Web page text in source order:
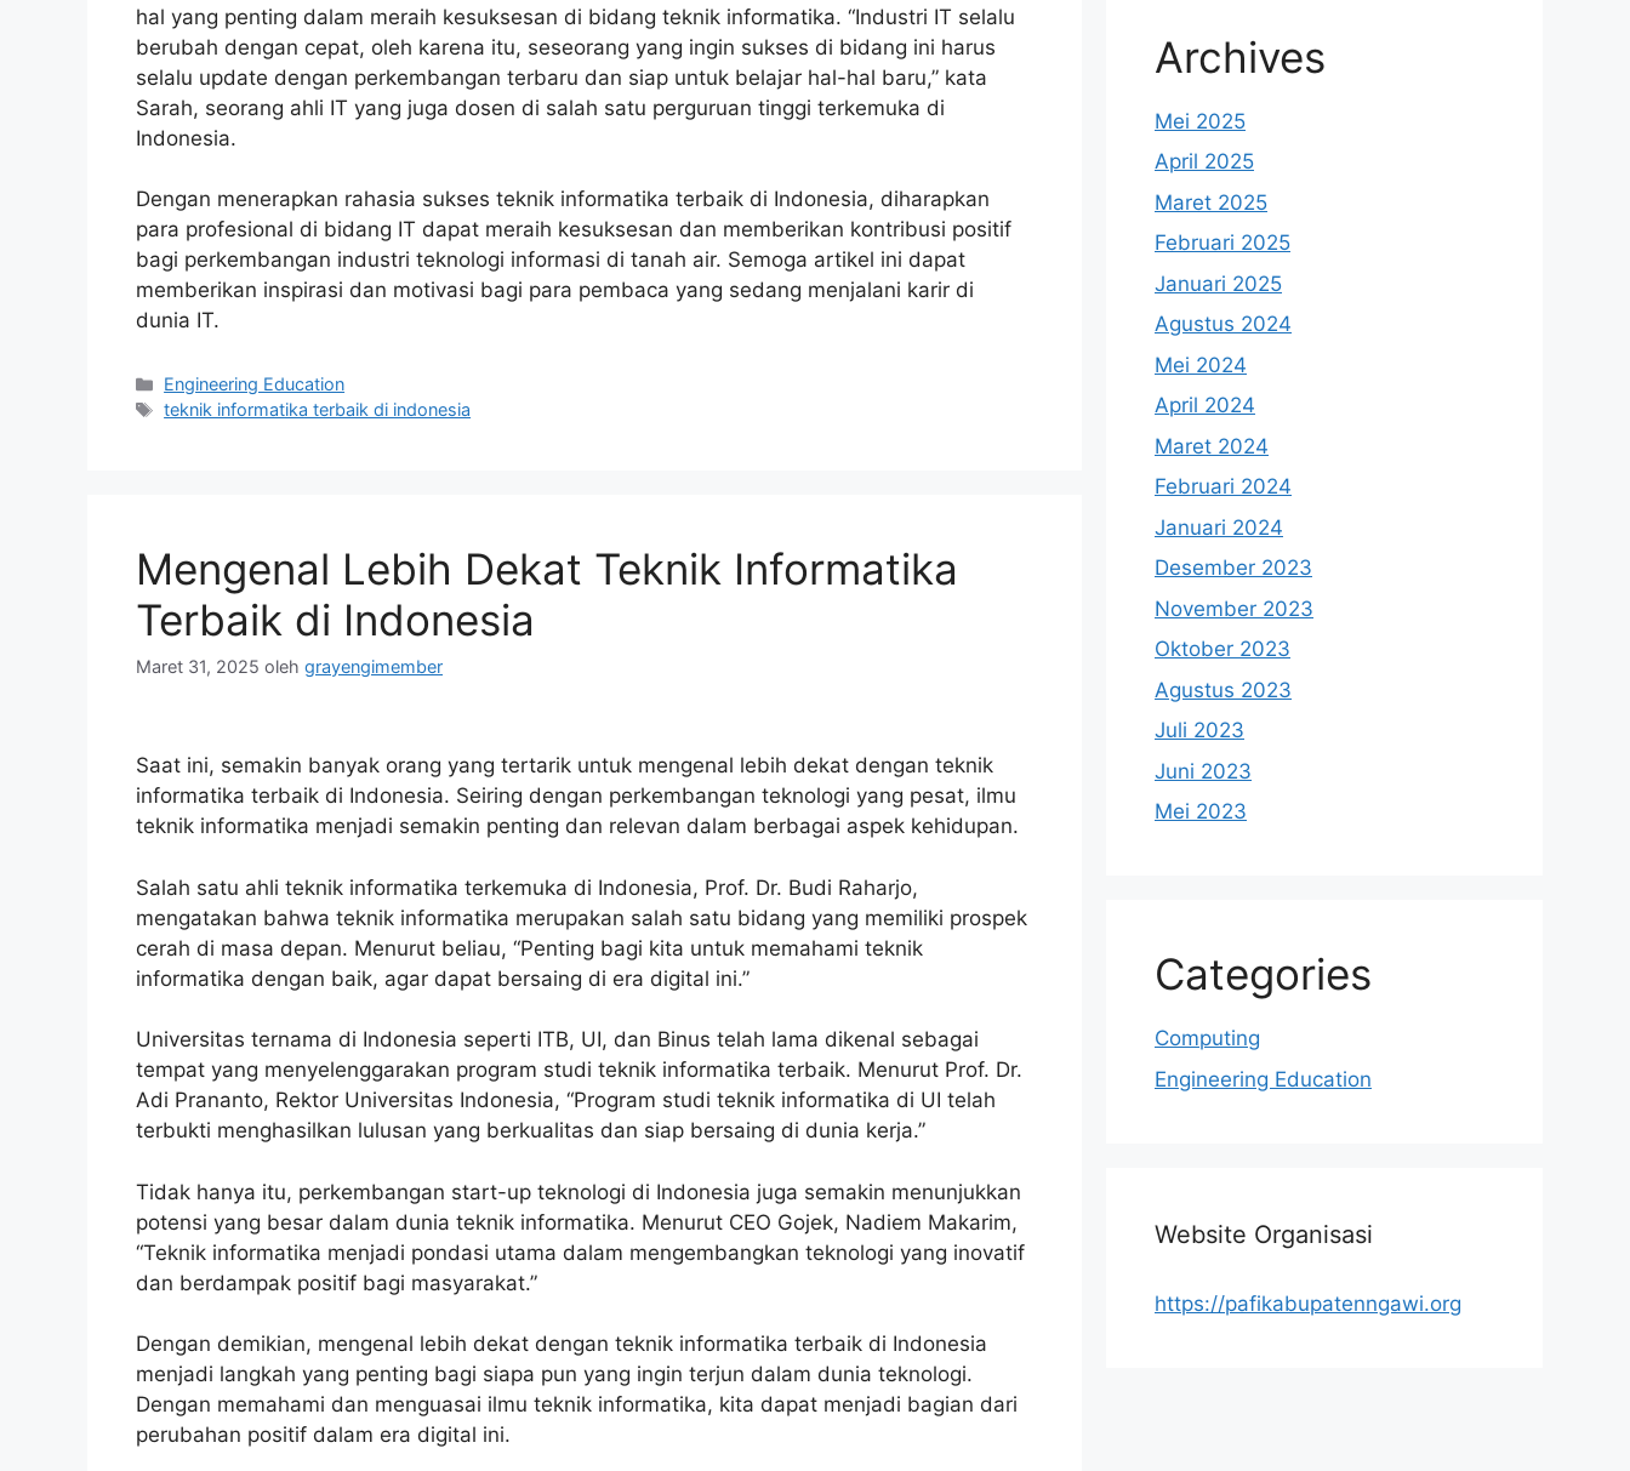
hal yang penting dalam meraih kesuksesan di bidang teknik informatika. “Industri IT selalu
berubah dengan cepat, oleh karena itu, seseorang yang ingin sukses di bidang ini harus
selalu update dengan perkembangan terbaru dan siap untuk belajar hal-hal baru,” kata
Sarah, seorang ahli IT yang juga dosen di salah satu perguruan tinggi terkemuka di
Indonesia.
Dengan menerapkan rahasia sukses teknik informatika terbaik di Indonesia, diharapkan
para profesional di bidang IT dapat meraih kesuksesan dan memberikan kontribusi positif
bagi perkembangan industri teknologi informasi di tanah air. Semoga artikel ini dapat
memberikan inspirasi dan motivasi bagi para pembaca yang sedang menjalani karir di
dunia IT.
Kategori
Engineering Education
Tag
teknik informatika terbaik di indonesia
Mengenal Lebih Dekat Teknik Informatika
Terbaik di Indonesia
Maret 31, 2025 oleh grayengimember
Saat ini, semakin banyak orang yang tertarik untuk mengenal lebih dekat dengan teknik
informatika terbaik di Indonesia. Seiring dengan perkembangan teknologi yang pesat, ilmu
teknik informatika menjadi semakin penting dan relevan dalam berbagai aspek kehidupan.
Salah satu ahli teknik informatika terkemuka di Indonesia, Prof. Dr. Budi Raharjo,
mengatakan bahwa teknik informatika merupakan salah satu bidang yang memiliki prospek
cerah di masa depan. Menurut beliau, “Penting bagi kita untuk memahami teknik
informatika dengan baik, agar dapat bersaing di era digital ini.”
Universitas ternama di Indonesia seperti ITB, UI, dan Binus telah lama dikenal sebagai
tempat yang menyelenggarakan program studi teknik informatika terbaik. Menurut Prof. Dr.
Adi Prananto, Rektor Universitas Indonesia, “Program studi teknik informatika di UI telah
terbukti menghasilkan lulusan yang berkualitas dan siap bersaing di dunia kerja.”
Tidak hanya itu, perkembangan start-up teknologi di Indonesia juga semakin menunjukkan
potensi yang besar dalam dunia teknik informatika. Menurut CEO Gojek, Nadiem Makarim,
“Teknik informatika menjadi pondasi utama dalam mengembangkan teknologi yang inovatif
dan berdampak positif bagi masyarakat.”
Dengan demikian, mengenal lebih dekat dengan teknik informatika terbaik di Indonesia
menjadi langkah yang penting bagi siapa pun yang ingin terjun dalam dunia teknologi.
Dengan memahami dan menguasai ilmu teknik informatika, kita dapat menjadi bagian dari
perubahan positif dalam era digital ini.
Archives
Mei 2025
April 2025
Maret 2025
Februari 2025
Januari 2025
Agustus 2024
Mei 2024
April 2024
Maret 2024
Februari 2024
Januari 2024
Desember 2023
November 2023
Oktober 2023
Agustus 2023
Juli 2023
Juni 2023
Mei 2023
Categories
Computing
Engineering Education
Website Organisasi
https://pafikabupatenngawi.org